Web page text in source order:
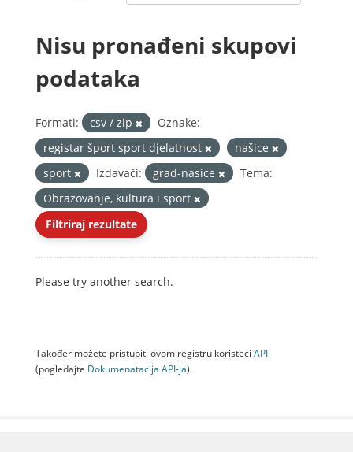
Nisu pronađeni skupovi
podataka
Formati: csv / zip
Oznake:
registar šport sport djelatnost
našice
sport
Izdavači: grad-nasice
Tema:
Obrazovanje, kultura i sport
Filtriraj rezultate
Please try another search.
Također možete pristupiti ovom registru koristeći API
(pogledajte Dokumenаtаcijа API-jа).